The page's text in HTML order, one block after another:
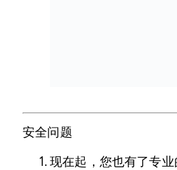
安全问题
现在起，您也有了专